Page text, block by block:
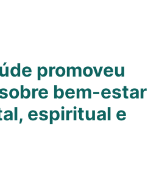
promoveu
bem-estar
espiritual e